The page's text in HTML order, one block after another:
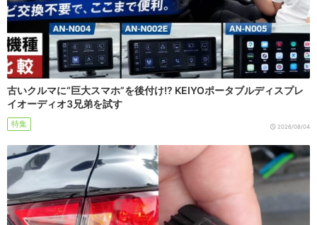
古いクルマに“巨大スマホ”を後付け!? KEIYOポータブルディスプレ
イオーディオ3兄弟を試す
特集 2026/08/04